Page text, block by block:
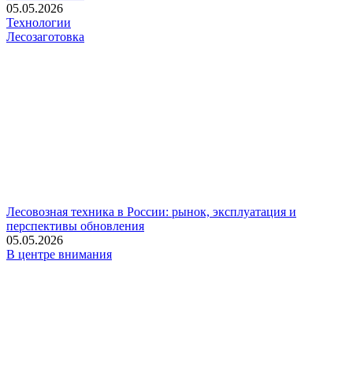
05.05.2026
Технологии
Лесозаготовка
Лесовозная техника в России: рынок, эксплуатация и
перспективы обновления
05.05.2026
В центре внимания